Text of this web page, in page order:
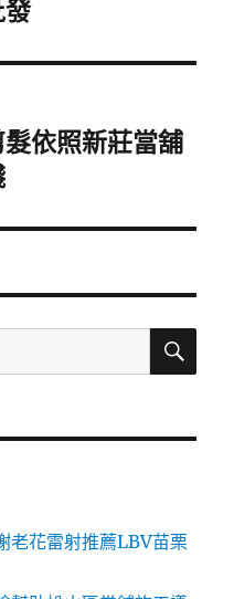
發
依照新莊當舖
搜
老花雷射推薦LBV苗栗